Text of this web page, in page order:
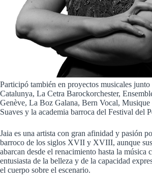
Participó también en proyectos musicales
Catalunya, La Cetra Barockorchester,
Genève, La Boz Galana, Bern Vocal, Musique
Suaves y la academia barroca del Festival del
Jaia es una artista con gran afinidad y pasión
barroco de los siglos XVII y XVIII, aunque
abarcan desde el renacimiento hasta la música
entusiasta de la belleza y de la capacidad
el cuerpo sobre el escenario.